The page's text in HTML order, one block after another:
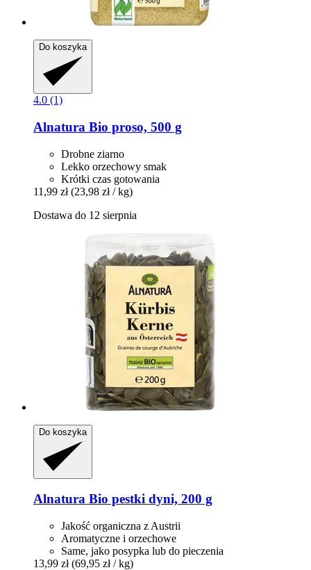
Do koszyka
4.0 (1)
Alnatura Bio proso, 500 g
Drobne ziarno
Lekko orzechowy smak
Krótki czas gotowania
11,99 zł (23,98 zł / kg)
Dostawa do 12 sierpnia
Do koszyka
Alnatura Bio pestki dyni, 200 g
Jakość organiczna z Austrii
Aromatyczne i orzechowe
Same, jako posypka lub do pieczenia
13,99 zł (69,95 zł / kg)